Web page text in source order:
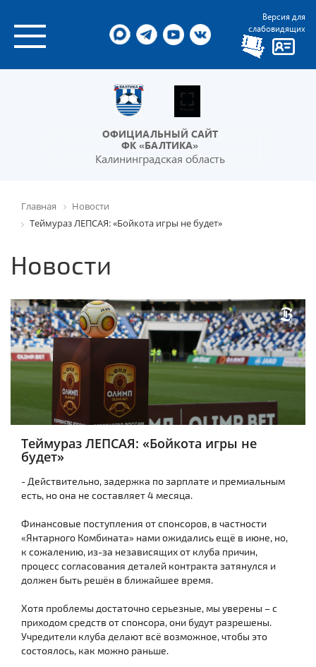
Версия для
слабовидящих
ОФИЦИАЛЬНЫЙ САЙТ
ФК «БАЛТИКА»
Калининградская область
Главная
Новости
Теймураз ЛЕПСАЯ: «Бойкота игры не будет»
Новости
Теймураз ЛЕПСАЯ: «Бойкота игры не
будет»
- Действительно, задержка по зарплате и премиальным
есть, но она не составляет 4 месяца.
Финансовые поступления от спонсоров, в частности
«Янтарного Комбината» нами ожидались ещё в июне, но,
к сожалению, из-за независящих от клуба причин,
процесс согласования деталей контракта затянулся и
должен быть решён в ближайшее время.
Хотя проблемы достаточно серьезные, мы уверены – с
приходом средств от спонсора, они будут разрешены.
Учредители клуба делают всё возможное, чтобы это
состоялось, как можно раньше.